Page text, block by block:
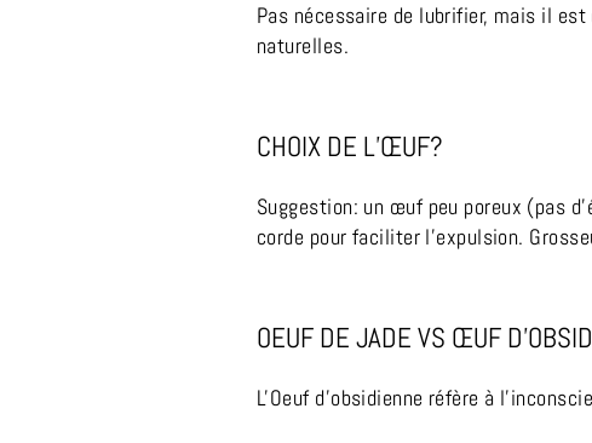
Pas nécessaire de lubrifier, mais il
naturelles.
CHOIX DE L’ŒUF?
Suggestion: un œuf peu poreux (pas
corde pour faciliter l’expulsion.
OEUF DE JADE VS ŒUF
L'Oeuf d'obsidienne réfère à